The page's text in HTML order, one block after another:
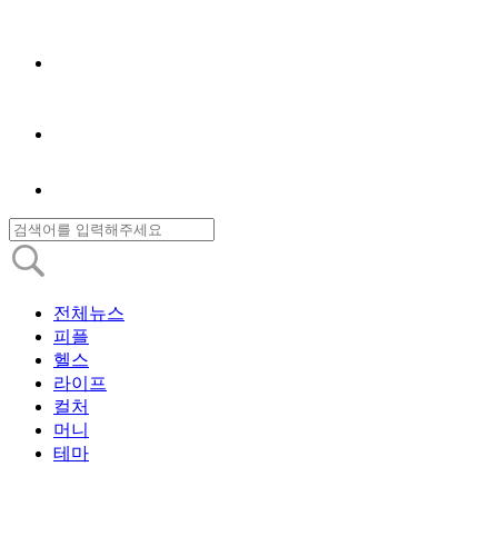
전체뉴스
피플
헬스
라이프
컬처
머니
테마